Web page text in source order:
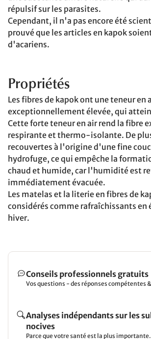
répulsif sur les parasites.
Cependant, il n'a pas encore été
prouvé que les articles en kapok
d'acariens.
Propriétés
Les fibres de kapok ont une teneur en
exceptionnellement élevée, qui
Cette forte teneur en air rend la fibre
respirante et thermo-isolante. De
recouvertes à l'origine d'une fine
hydrofuge, ce qui empêche la
chaud et humide, car l'humidité est
immédiatement évacuée.
Les matelas et la literie en fibres de
considérés comme rafraîchissants en
hiver.
Conseils professionnels gratuits
Vos questions - des réponses compétentes
Analyses indépendants sur les
nocives
Parce que votre santé est la plus importante.